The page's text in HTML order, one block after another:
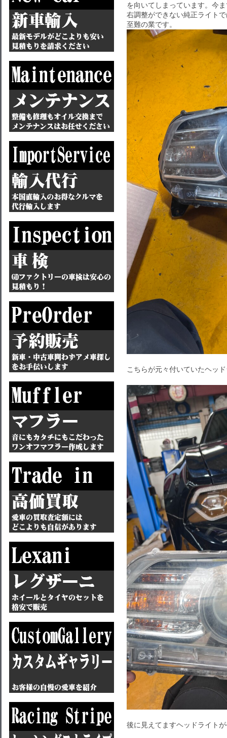
を向いてしまっています。今
右調整ができない純正ライト
至難の業です。
こちらが元々付いていたヘッ
後に見えてますヘッドライト